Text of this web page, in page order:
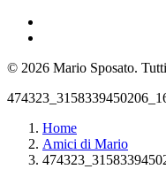
© 2026 Mario Sposato.
Home
Amici di Mario